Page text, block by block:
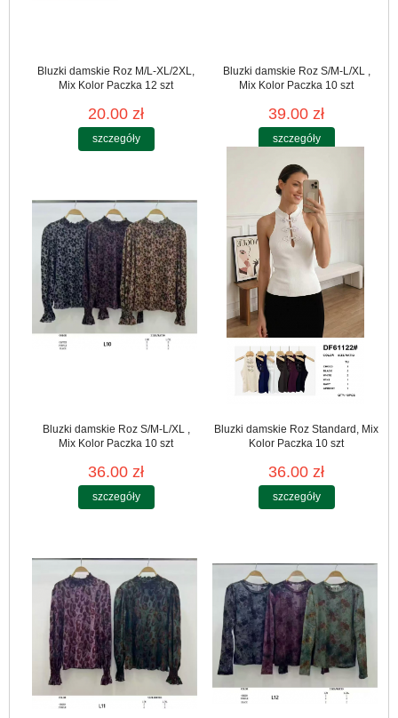
Bluzki damskie Roz M/L-XL/2XL,
Mix Kolor Paczka 12 szt
20.00 zł
szczegóły
Bluzki damskie Roz S/M-L/XL ,
Mix Kolor Paczka 10 szt
39.00 zł
szczegóły
Bluzki damskie Roz S/M-L/XL ,
Mix Kolor Paczka 10 szt
36.00 zł
szczegóły
Bluzki damskie Roz Standard, Mix
Kolor Paczka 10 szt
36.00 zł
szczegóły